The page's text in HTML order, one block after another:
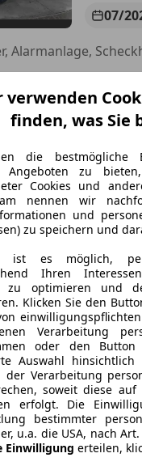
07/
Alarmanlage,
Rover
SV Autobiography
€
02/
verwenden
finden, was Sie
die bestmögliche
Angeboten zu
Cookies und
nennen wir
und
zu speichern und
ist es möglich,
Ihren
zu optimieren und
Klicken Sie den
Verarbeitung
oder den
Auswahl
Verarbeitung
soweit diese
erfolgt. Die
bestimmter
u.a. die USA, nach Art.
Einwilligung erteilen,